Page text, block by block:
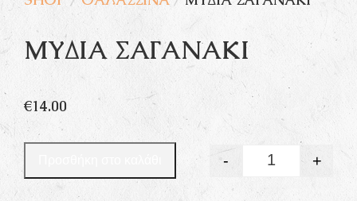
ΜΎΔΙΑ ΣΑΓΑΝΆΚΙ
€14.00
Quantity
- +